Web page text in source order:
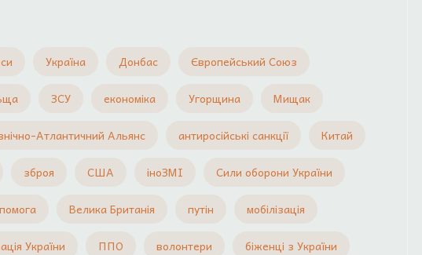
Україна Донбас Європейський Союз
ЗСУ економіка Угорщина Мищак
Атлантичний Альянс антиросійські санкції Китай
зброя США іноЗМІ Сили оборони України
Велика Британія путін мобілізація
України ППО волонтери біженці з України